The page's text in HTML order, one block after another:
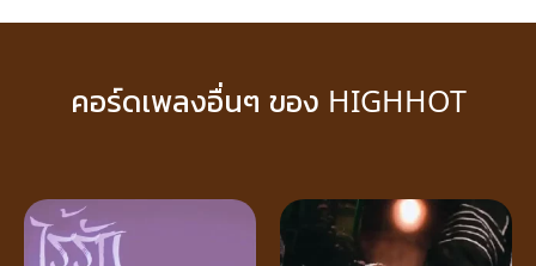
คอร์ดเพลงอื่นๆ ของ HIGHHOT